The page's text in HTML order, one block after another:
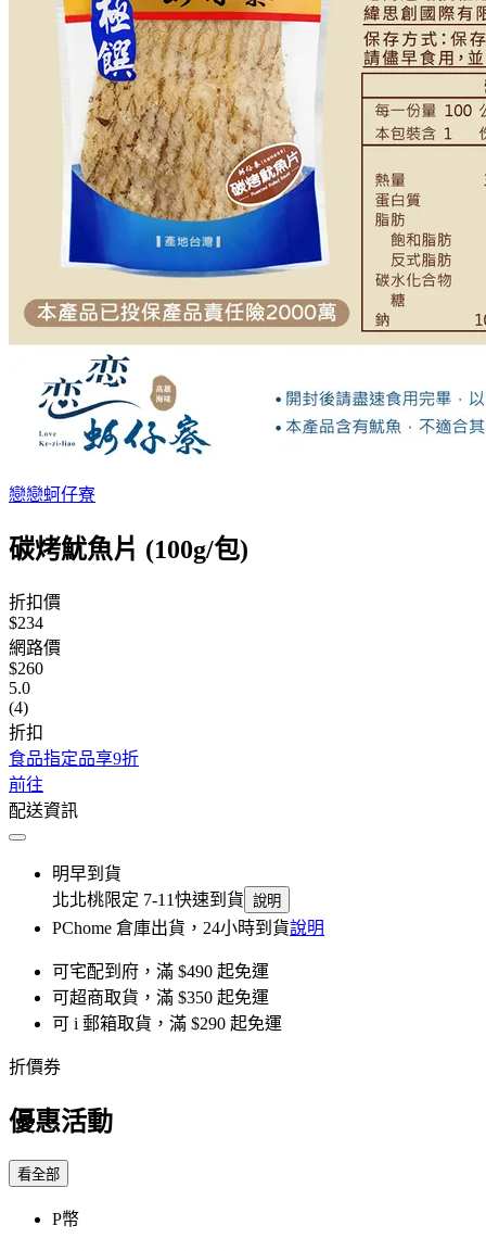
戀戀蚵仔寮
碳烤魷魚片 (100g/包)
折扣價
$234
網路價
$260
5.0
(4)
折扣
食品指定品享9折
前往
配送資訊
明早到貨
北北桃限定 7-11快速到貨 說明
PChome 倉庫出貨，24小時到貨說明
可宅配到府，滿 $490 起免運
可超商取貨，滿 $350 起免運
可 i 郵箱取貨，滿 $290 起免運
折價券
優惠活動
看全部
P幣